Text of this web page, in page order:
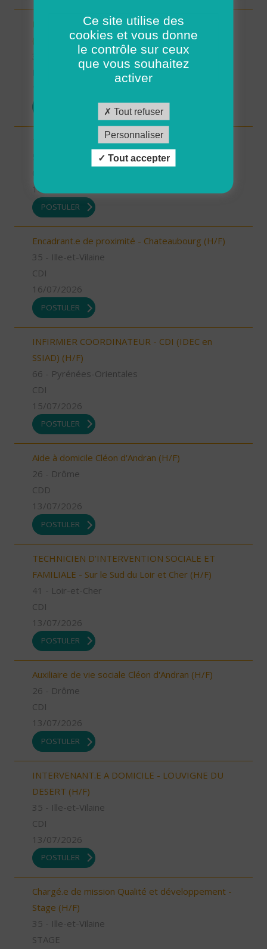
INTERVENANT.E A DOMICILE - VAL COUESNON
(H/F)
35 - Ille-et-Vilaine
Possibilité de CDI ou CDD
1 Auxiliaire de vie de nuit (H/F)
16/07/2026
POSTULER
Encadrant.e de proximité - Chateaubourg (H/F)
35 - Ille-et-Vilaine
CDI
16/07/2026
POSTULER
INFIRMIER COORDINATEUR - CDI (IDEC en
SSIAD) (H/F)
66 - Pyrénées-Orientales
CDI
15/07/2026
POSTULER
Aide à domicile Cléon d'Andran (H/F)
26 - Drôme
CDD
13/07/2026
POSTULER
TECHNICIEN D’INTERVENTION SOCIALE ET
FAMILIALE - Sur le Sud du Loir et Cher (H/F)
41 - Loir-et-Cher
CDI
13/07/2026
POSTULER
Auxiliaire de vie sociale Cléon d'Andran (H/F)
26 - Drôme
CDI
13/07/2026
POSTULER
INTERVENANT.E A DOMICILE - LOUVIGNE DU
DESERT (H/F)
35 - Ille-et-Vilaine
CDI
13/07/2026
POSTULER
Chargé.e de mission Qualité et développement -
Stage (H/F)
35 - Ille-et-Vilaine
STAGE
Ce site utilise des
cookies et vous donne
le contrôle sur ceux
que vous souhaitez
activer
Tout refuser
Personnaliser
Tout accepter